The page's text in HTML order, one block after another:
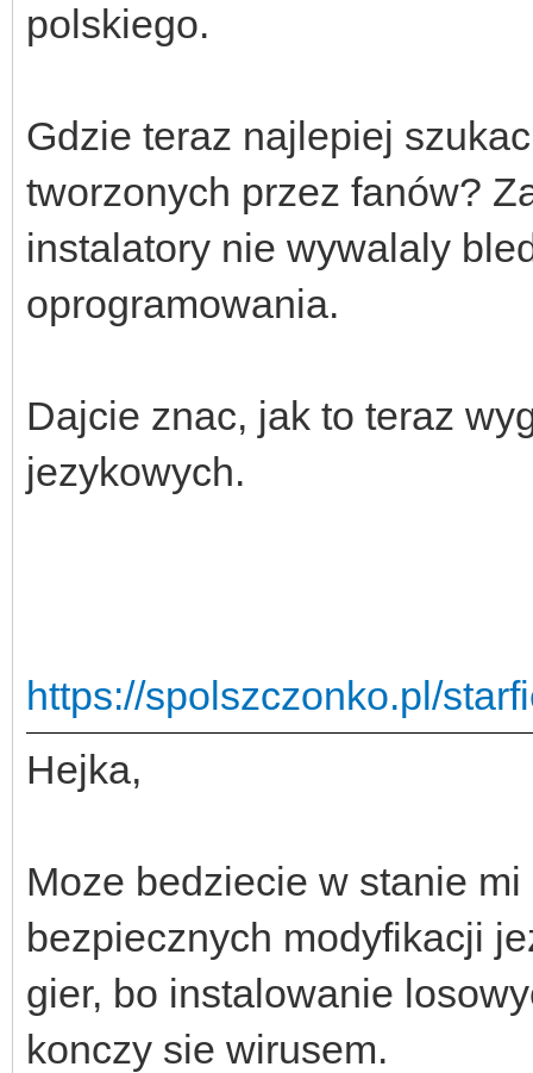
polskiego.
Gdzie teraz najlepiej
tworzonych przez fanów?
instalatory nie wywalaly
oprogramowania.
Dajcie znac, jak to teraz
jezykowych.
https://spolszczonko.pl/
Hejka,
Moze bedziecie w stanie
bezpiecznych modyfikacji
gier, bo instalowanie
konczy sie wirusem.